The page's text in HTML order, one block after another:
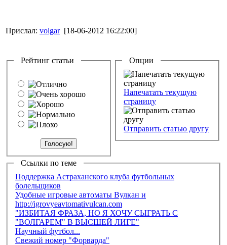
Прислал: volgar [18-06-2012 16:22:00]
Рейтинг статьи Опции
Напечатать текущую
страницу
Отправить статью другу
Ссылки по теме
Поддержка Астраханского клуба футбольных
болельщиков
Удобные игровые автоматы Вулкан и
http://igrovyeavtomativulcan.com
"ИЗБИТАЯ ФРАЗА, НО Я ХОЧУ СЫГРАТЬ С
"ВОЛГАРЕМ" В ВЫСШЕЙ ЛИГЕ"
Научный футбол...
Свежий номер "Форварда"